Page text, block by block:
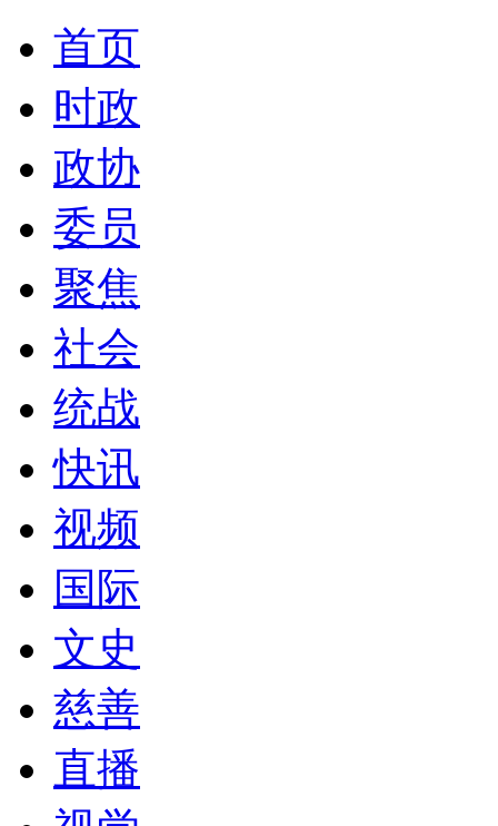
首页
时政
政协
委员
聚焦
社会
统战
快讯
视频
国际
文史
慈善
直播